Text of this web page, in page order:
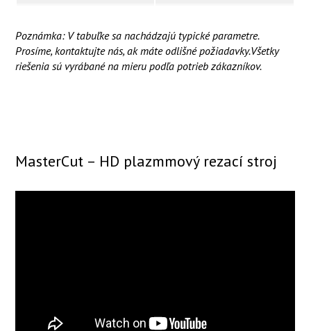
Poznámka: V tabuľke sa nachádzajú typické parametre.
Prosíme, kontaktujte nás, ak máte odlišné požiadavky.Všetky
riešenia sú vyrábané na mieru podľa potrieb zákazníkov.
MasterCut – HD plazmmový rezací stroj